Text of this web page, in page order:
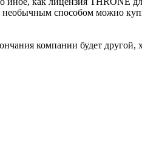
необычным способом можно
компании будет